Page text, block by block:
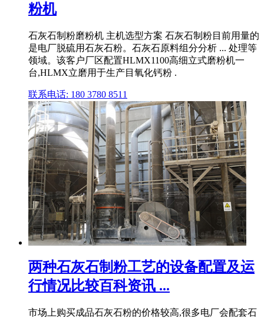
粉机
石灰石制粉磨粉机 主机选型方案 石灰石制粉目前用量的
是电厂脱硫用石灰石粉。石灰石原料组分分析 ... 处理等
领域。该客户厂区配置HLMX1100高细立式磨粉机一
台,HLMX立磨用于生产目氧化钙粉 .
联系电话: 180 3780 8511
两种石灰石制粉工艺的设备配置及运
行情况比较百科资讯 ...
市场上购买成品石灰石粉的价格较高,很多电厂会配套石